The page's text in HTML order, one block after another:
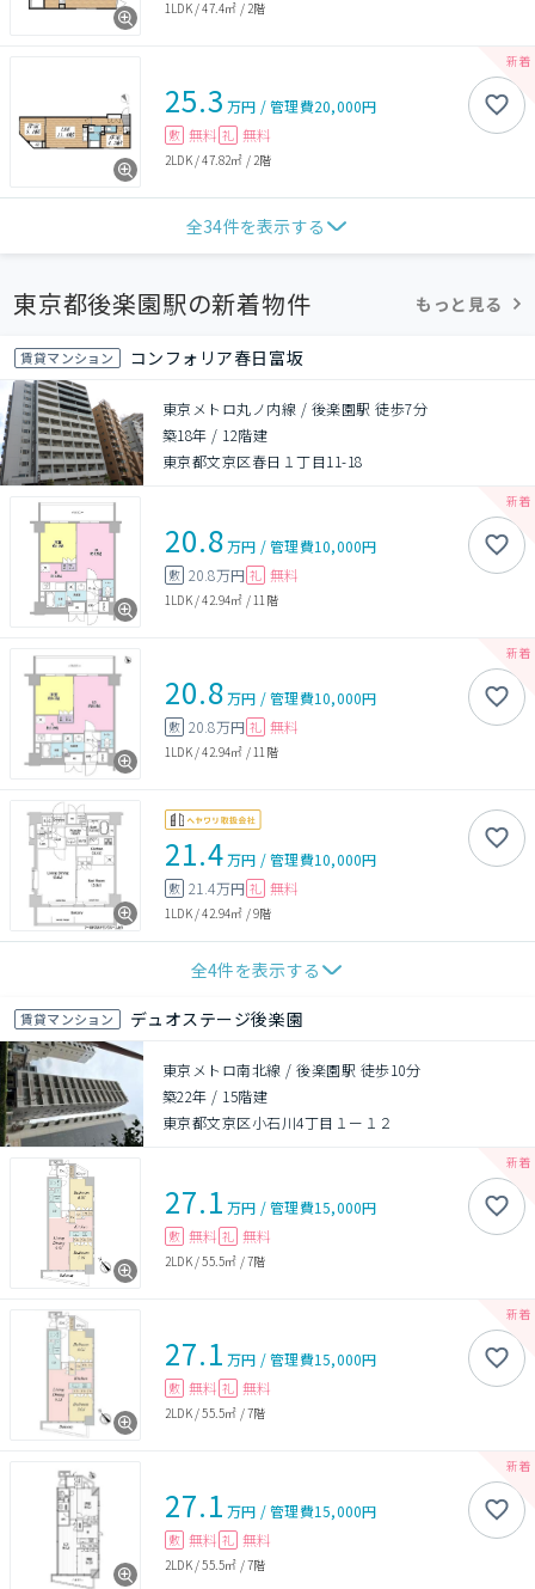
1LDK/47.4㎡ / 2階
25.3 万円 /管理費20,000円
敷 無料 礼 無料
2LDK/47.82㎡ / 2階
全34件を表示する
東京都後楽園駅の新着物件 もっと見る
賃貸マンション コンフォリア春日富坂
東京メトロ丸ノ内線 / 後楽園駅 徒歩7分
築18年 / 12階建
東京都文京区春日１丁目11-18
20.8万円 /管理費10,000円
敷 20.8万円 礼 無料
1LDK/42.94㎡ / 11階
20.8万円 /管理費10,000円
敷 20.8万円 礼 無料
1LDK/42.94㎡ / 11階
21.4万円 /管理費10,000円
敷 21.4万円 礼 無料
1LDK/42.94㎡ /9階
全4件を表示する
賃貸マンション デュオステージ後楽園
東京メトロ南北線 / 後楽園駅 徒歩10分
築22年 / 15階建
東京都文京区小石川4丁目１ー１２
27.1 万円 /管理費15,000円
敷 無料 礼 無料
2LDK/55.5㎡ /7階
27.1 万円 /管理費15,000円
敷 無料 礼 無料
2LDK/55.5㎡ /7階
27.1 万円 /管理費15,000円
敷 無料 礼 無料
2LDK/55.5㎡ /7階